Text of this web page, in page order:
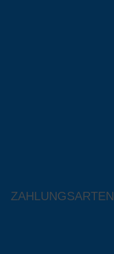
ZAHLUNGSARTEN